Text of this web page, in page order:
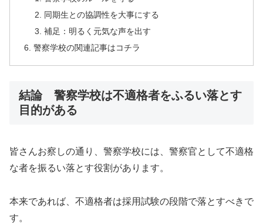
同期生との協調性を大事にする
補足：明るく元気な声を出す
警察学校の関連記事はコチラ
結論 警察学校は不適格者をふるい落とす
目的がある
皆さんお察しの通り、警察学校には、警察官として不適格
な者を振るい落とす役割があります。
本来であれば、不適格者は採用試験の段階で落とすべきで
す。